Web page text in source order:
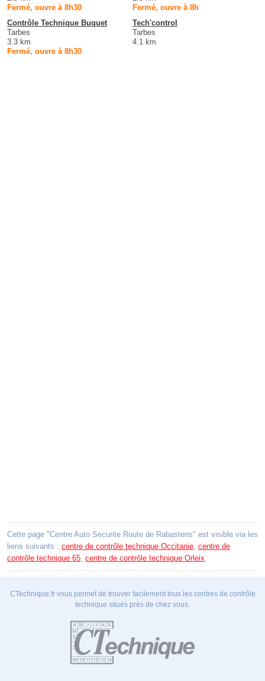
Fermé, ouvre à 8h30
Fermé, ouvre à 8h
Contrôle Technique Buquet
Tarbes
3.3 km
Fermé, ouvre à 8h30
Tech'control
Tarbes
4.1 km
Cette page "Centre Auto Securite Route de Rabastens" est visible via les
liens suivants : centre de contrôle technique Occitanie, centre de
contrôle technique 65, centre de contrôle technique Orleix.
CTechnique.fr vous permet de trouver facilement tous les centres de contrôle
technique situés près de chez vous.